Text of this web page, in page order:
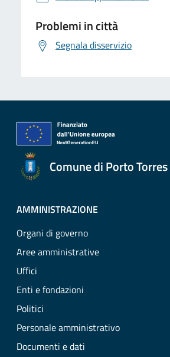
Problemi in città
Segnala disservizio
Comune di Porto Torres
AMMINISTRAZIONE
Organi di governo
Aree amministrative
Uffici
Enti e fondazioni
Politici
Personale amministrativo
Documenti e dati